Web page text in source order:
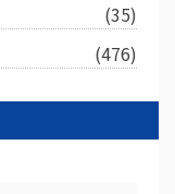
(35)
(476)